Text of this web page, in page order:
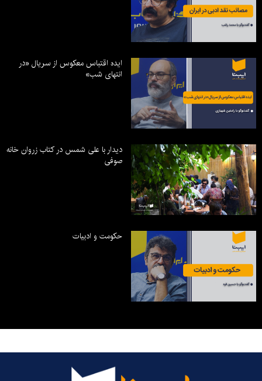
ایده اقتباس معکوس از سریال «در
انتهای شب»
دیدار با علی شمس در کتاب زروان خانه
صوفی
حکومت و ادبیات